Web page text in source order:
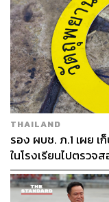
THAILAND
รอง ผบช. ภ.1 เผย
ในโรงเรียนไปตรวจ